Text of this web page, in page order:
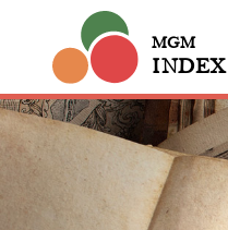
MGM
INDEX